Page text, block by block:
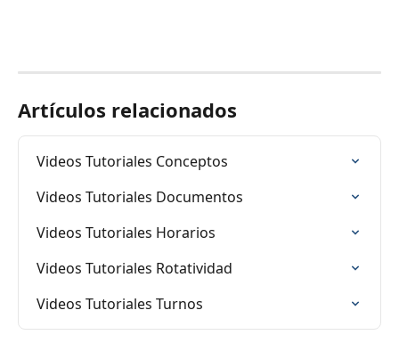
Artículos relacionados
Videos Tutoriales Conceptos
Videos Tutoriales Documentos
Videos Tutoriales Horarios
Videos Tutoriales Rotatividad
Videos Tutoriales Turnos